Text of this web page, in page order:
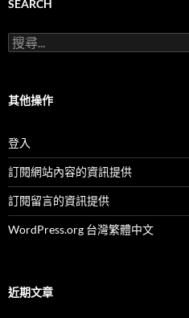
動
(按
SEARCH
搜
尋
字:
其他操作
登入
訂閱網站內容的資訊提供
訂閱留言的資訊提供
WordPress.org 台灣繁體中文
近期文章